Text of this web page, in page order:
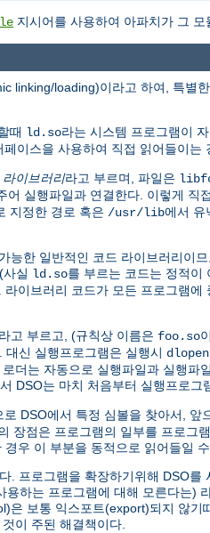
지시어를 사용하여 아파치가 그 모
linking/loading)이라고 하여, 특별
때 ld.so라는 시스템 프로그램이
이스을 사용하여 직접 읽어들이는
라이브러리라고 부르며, 파일은
어 실행파일과 연결한다. 이렇게 직
지정한 경로 혹은 /usr/lib에서 유
한 일반적인 코드 라이브러리이
실 ld.so를 부르는 코드는 정적이
이브러리 코드가 모든 프로그램에
고 부르고, (규칙상 이름은 foo.so
신 실행프로그램은 실행시
더는 자동으로 실행파일과 실행파
DSO는 마치 처음부터 실행프로
로 DSO에서 특정 심볼을 찾아서, 앞
장점은 프로그램의 일부를 프로그
우 이 부분을 동적으로 읽어들일
. 프로그램을 확장하기위해 DSO
하는 프로그램에 대해 모른다는)
보통 익스포트(export)되지 않
이 주된 해결책이다.